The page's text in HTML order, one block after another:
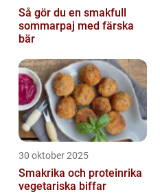
Så gör du en smakfull
sommarpaj med färska
bär
30 oktober 2025
Smakrika och proteinrika
vegetariska biffar